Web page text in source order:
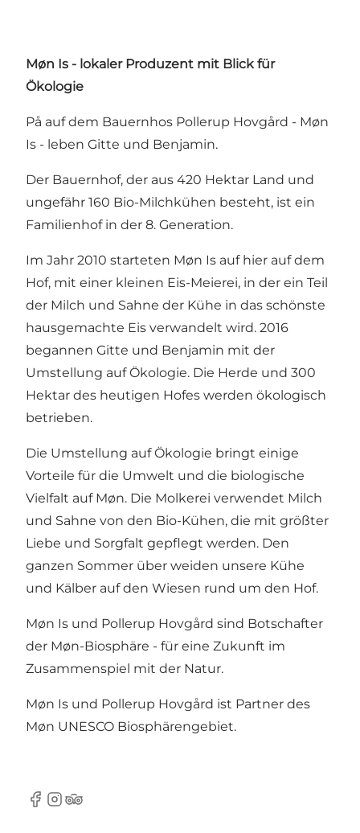
Møn Is - lokaler Produzent mit Blick für
Ökologie
På auf dem Bauernhos Pollerup Hovgård - Møn
Is - leben Gitte und Benjamin.
Der Bauernhof, der aus 420 Hektar Land und
ungefähr 160 Bio-Milchkühen besteht, ist ein
Familienhof in der 8. Generation.
Im Jahr 2010 starteten Møn Is auf hier auf dem
Hof, mit einer kleinen Eis-Meierei, in der ein Teil
der Milch und Sahne der Kühe in das schönste
hausgemachte Eis verwandelt wird. 2016
begannen Gitte und Benjamin mit der
Umstellung auf Ökologie. Die Herde und 300
Hektar des heutigen Hofes werden ökologisch
betrieben.
Die Umstellung auf Ökologie bringt einige
Vorteile für die Umwelt und die biologische
Vielfalt auf Møn. Die Molkerei verwendet Milch
und Sahne von den Bio-Kühen, die mit größter
Liebe und Sorgfalt gepflegt werden. Den
ganzen Sommer über weiden unsere Kühe
und Kälber auf den Wiesen rund um den Hof.
Møn Is und Pollerup Hovgård sind Botschafter
der Møn-Biosphäre - für eine Zukunft im
Zusammenspiel mit der Natur.
Møn Is und Pollerup Hovgård ist Partner des
Møn UNESCO Biosphärengebiet.
Facebook
Instagram
TripAdvisor